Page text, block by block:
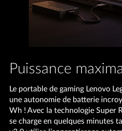
Puissance
Le portable de gaming Lenovo
une autonomie de batterie
Wh ! Avec la technologie Super
se charge en quelques minutes